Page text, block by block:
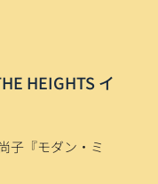
HEIGHTS イ
子『モダン・ミ